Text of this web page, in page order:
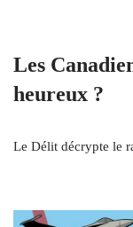
Les
heureux ?
Le Délit décrypte le